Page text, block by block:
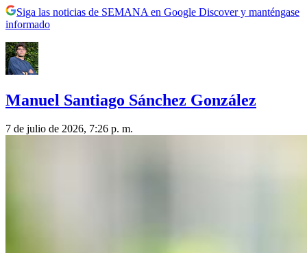
Siga las noticias de SEMANA en Google Discover y manténgase
informado
Manuel Santiago Sánchez González
7 de julio de 2026, 7:26 p. m.